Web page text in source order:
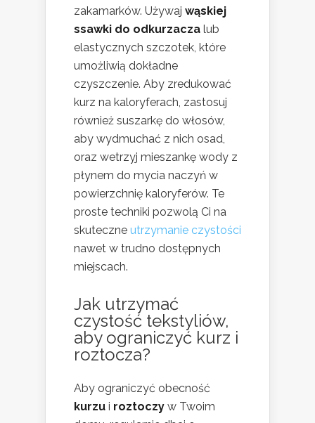
zakamarków. Używaj wąskiej
ssawki do odkurzacza lub
elastycznych szczotek, które
umożliwią dokładne
czyszczenie. Aby zredukować
kurz na kaloryferach, zastosuj
również suszarkę do włosów,
aby wydmuchać z nich osad,
oraz wetrzyj mieszankę wody z
płynem do mycia naczyń w
powierzchnię kaloryferów. Te
proste techniki pozwolą Ci na
skuteczne utrzymanie czystości
nawet w trudno dostępnych
miejscach.
Jak utrzymać
czystość tekstyliów,
aby ograniczyć kurz i
roztocza?
Aby ograniczyć obecność
kurzu i roztoczy w Twoim